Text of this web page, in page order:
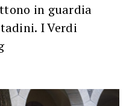
in guardia
I Verdi